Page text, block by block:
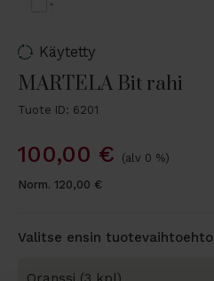
Käytetty
MARTELA Bit rahi
Tuote ID: 6201
100,00 €
(alv 0 %)
Norm. 120,00 €
Valitse ensin tuotevaihtoehto